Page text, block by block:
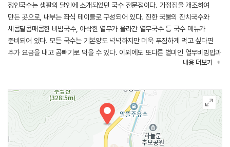
정인국수는 생활의 달인에 소개되었던 국수 전문점이다. 가정집을 개조하여
만든 곳으로, 내부는 좌식 테이블로 구성되어 있다. 진한 국물의 잔치국수와
세콤달콤매콤한 비빔국수, 아삭한 열무가 올라간 열무국수 등 국수 메뉴가
준비되어 있다. 모든 국수는 기본양도 넉넉하지만 더욱 푸짐하게 먹고 싶다면
추가 요금을 내고 곱빼기로 먹을 수 있다. 이외에도 또다른 별미인 열무비빔밥과
내용 더보기